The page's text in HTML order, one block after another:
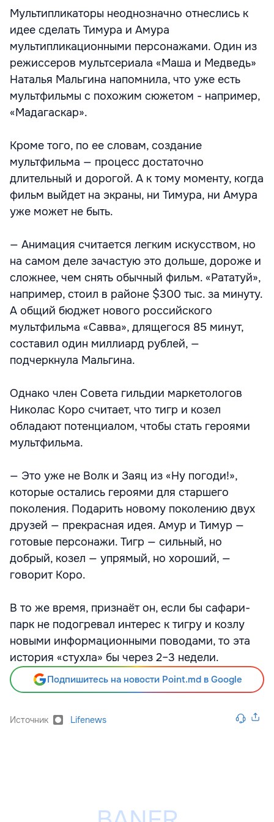
Мультипликаторы неоднозначно отнеслись к
идее сделать Тимура и Амура
мультипликационными персонажами. Один из
режиссеров мультсериала «Маша и Медведь»
Наталья Мальгина напомнила, что уже есть
мультфильмы с похожим сюжетом - например,
«Мадагаскар».
Кроме того, по ее словам, создание
мультфильма — процесс достаточно
длительный и дорогой. А к тому моменту, когда
фильм выйдет на экраны, ни Тимура, ни Амура
уже может не быть.
— Анимация считается легким искусством, но
на самом деле зачастую это дольше, дороже и
сложнее, чем снять обычный фильм. «Рататуй»,
например, стоил в районе $300 тыс. за минуту.
А общий бюджет нового российского
мультфильма «Савва», длящегося 85 минут,
составил один миллиард рублей, —
подчеркнула Мальгина.
Однако член Совета гильдии маркетологов
Николас Коро считает, что тигр и козел
обладают потенциалом, чтобы стать героями
мультфильма.
— Это уже не Волк и Заяц из «Ну погоди!»,
которые остались героями для старшего
поколения. Подарить новому поколению двух
друзей — прекрасная идея. Амур и Тимур —
готовые персонажи. Тигр — сильный, но
добрый, козел — упрямый, но хороший, —
говорит Коро.
В то же время, признаёт он, если бы сафари-
парк не подогревал интерес к тигру и козлу
новыми информационными поводами, то эта
история «стухла» бы через 2–3 недели.
Подпишитесь на новости Point.md в Google
Источник Lifenews